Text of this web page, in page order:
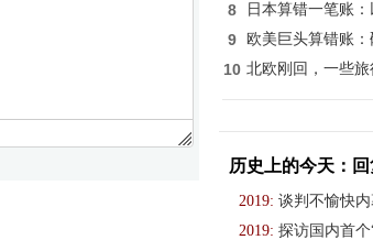
8 日本算错一笔账
9 欧美巨头算错账
10 北欧刚回，一些
历史上的今天：
2019: 谈判不愉快
2019: 探访国内首个